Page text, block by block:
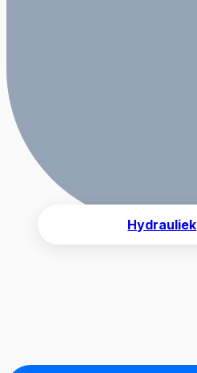
Hydrauliek